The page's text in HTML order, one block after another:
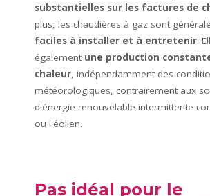
substantielles sur les factures de
plus, les chaudières à gaz sont
faciles à installer et à entretenir.
également une production
chaleur, indépendamment des
météorologiques, contrairement aux
d'énergie renouvelable intermittente
ou l'éolien.
Pas idéal pour le